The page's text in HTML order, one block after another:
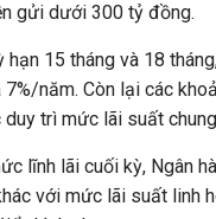
gửi dưới 300 tỷ đồng.
hạn 15 tháng và 18
7%/năm. Còn lại các
trì mức lãi suất
lĩnh lãi cuối kỳ, Ngân
với mức lãi suất linh